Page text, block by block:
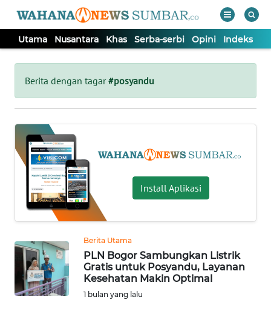
Utama Nusantara Khas Serba-serbi Opini Indeks
Berita dengan tagar#posyandu
Install Aplikasi
Berita Utama
PLN Bogor Sambungkan Listrik
Gratis untuk Posyandu, Layanan
Kesehatan Makin Optimal
1 bulan yang lalu
Tutup
UTAMA
NUSANTARA
KHAS
SERBA-
SERBI
OPINI
Informasi